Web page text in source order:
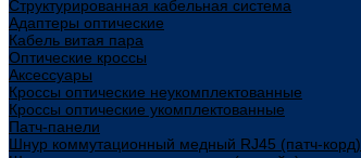
Структурированная кабельная система
Адаптеры оптические
Кабель витая пара
Оптические кроссы
Аксессуары
Кроссы оптические неукомплектованные
Кроссы оптические укомплектованные
Патч-панели
Шнур коммутационный медный RJ45 (патч-корд)